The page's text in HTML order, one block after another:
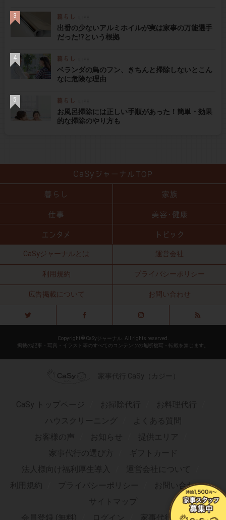
出番の少ないアルミホイルが実は家事の万能選手
だった!?という根拠
ベランダの鳥のフン、きちんと掃除しないとこん
なに危険な理由
お風呂掃除には正しい手順があった！簡単・効果
的な掃除のやり方も
CaSyジャーナルとは 運営会社
利用規約 プライバシーポリシー
広告掲載について お問い合わせ
Copyright © CaSyジャーナル. All rights reserved.
掲載の記事・写真・イラスト等のすべてのコンテンツの無断複写・転載を禁じます。
家事代行 CaSy（カジー）
CaSy トップページ お掃除代行
お料理代行
ハウスクリーニング
よくある質問
お客様の声
お知らせ
提供エリア
家事代行の選び方
ギフトカード
法人様向け福利厚生導入
運営会社について
利用規約
プライバシーポリシー
お問い合わせ
サイトマップ
会員登録 (無料)
ログイン 家事代行求人TOP